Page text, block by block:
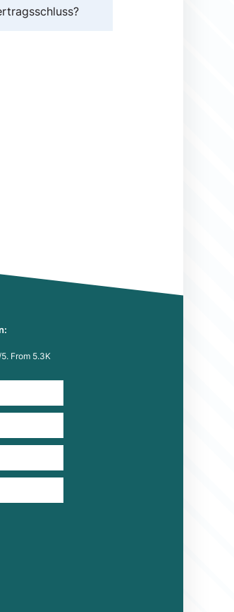
Rating
From 5.3K